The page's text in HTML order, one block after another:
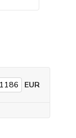
EUR